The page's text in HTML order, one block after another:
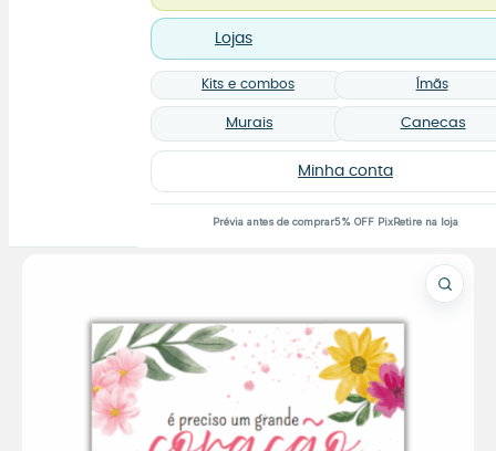
Lojas
Kits e combos Ímãs
Murais Canecas
Minha conta
Prévia antes de comprar5% OFF PixRetire na loja